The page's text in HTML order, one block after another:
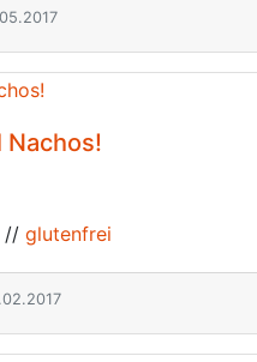
// glutenfrei